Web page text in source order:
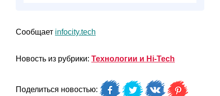
Сообщает infocity.tech
Новость из рубрики: Технологии и Hi-Tech
Поделиться новостью: